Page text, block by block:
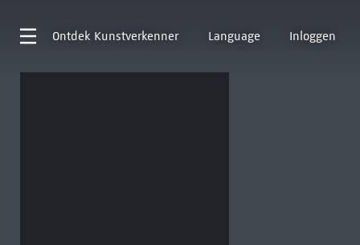
Ontdek Kunstverkenner Language Inloggen